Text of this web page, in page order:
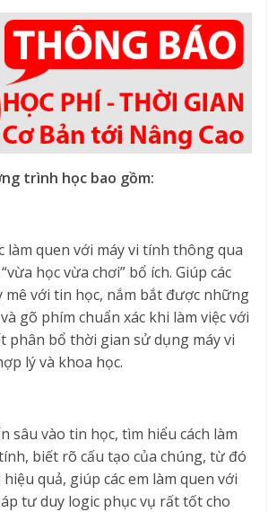
trình học bao gồm:
làm quen với máy vi tính thông qua
học vừa chơi” bổ ích. Giúp các
mê với tin học, nắm bắt được những
gõ phím chuẩn xác khi làm việc với
phân bổ thời gian sử dụng máy vi
lý và khoa học.
sâu vào tin học, tìm hiểu cách làm
biết rõ cấu tạo của chúng, từ đó
quả, giúp các em làm quen với
tư duy logic phục vụ rất tốt cho